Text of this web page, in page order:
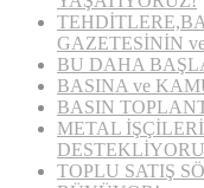
GAZETESİNİN
BU DAHA
BASINA ve
BASIN
METAL
TOPLU SATIŞ